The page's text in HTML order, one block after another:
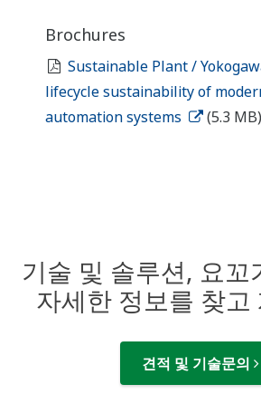
Brochures
Sustainable Plant /
lifecycle sustainability of
automation systems
(5.3 MB)
기술 및 솔루션, 요꼬
자세한 정보를 찾고
견적 및 기술문의